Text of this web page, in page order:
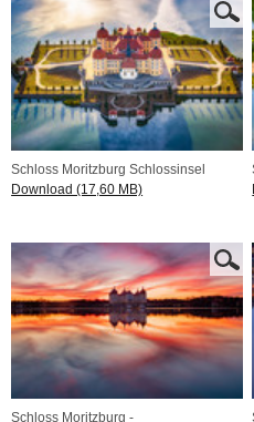
Schloss Moritzburg Schlossinsel
Download (17,60 MB)
Schloss Moritzburg -